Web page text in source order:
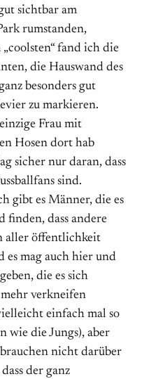
sichtbar am
rumstanden,
fand ich die
die Hauswand des
besonders gut
zu markieren.
Frau mit
Hosen dort hab
sicher nur daran, dass
sind.
gibt es Männer, die es
finden, dass andere
aller öffentlichkeit
es mag auch hier und
die es sich
verkneifen
einfach mal so
wie die Jungs), aber
nicht darüber
der ganz